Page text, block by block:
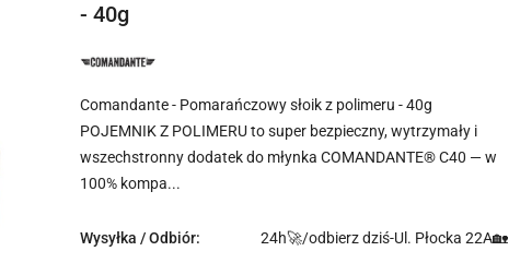
- 40g
NAZWA
PRODUCENTA:
Comandante - Pomarańczowy słoik z polimeru - 40g
POJEMNIK Z POLIMERU to super bezpieczny, wytrzymały i
wszechstronny dodatek do młynka COMANDANTE® C40 — w
100% kompa...
Wysyłka / Odbiór: 24h🚀/odbierz dziś-Ul. Płocka 22A🏡